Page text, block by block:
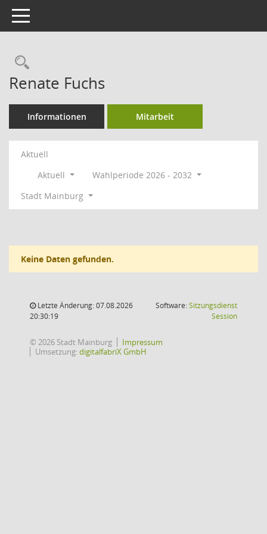
Toggle navigation
Rechercheauswahl
Renate Fuchs
Informationen Mitarbeit
Aktuell
Aktuell
Wahlperiode 2026 - 2032
Stadt Mainburg
Keine Daten gefunden.
Letzte Änderung: 07.08.2026
20:30:19
Software:Sitzungsdienst
Session(Wird in
© 2026 Stadt Mainburg
Impressum
Umsetzung:digitalfabriX GmbH